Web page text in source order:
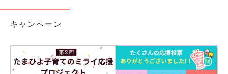
出典：Instagramアカウント「marina_saku」
マリナさんはおもちゃ収納にしているカラーボックスのサイド
ポシェットの収納場所にもなって便利ですね！カラボの組み立て
時にネジで一緒に取り付けるだけのお手軽さ♪
キャンペーン